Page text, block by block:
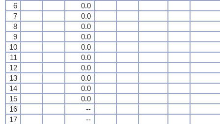
6
0.0
7
0.0
8
0.0
9
0.0
10
0.0
11
0.0
12
0.0
13
0.0
14
0.0
15
0.0
16
--
17
--